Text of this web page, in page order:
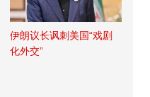
伊朗议长讽刺美国“戏剧
化外交”